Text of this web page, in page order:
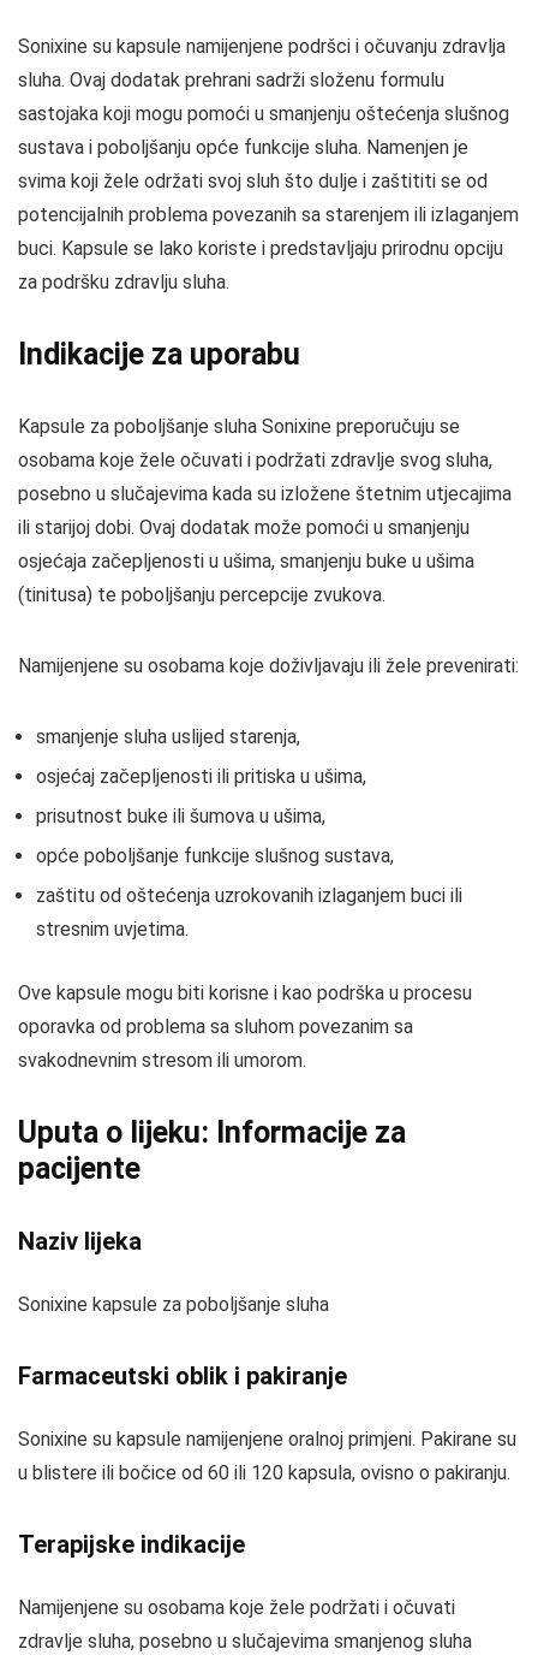
Sonixine su kapsule namijenjene podršci i očuvanju zdravlja
sluha. Ovaj dodatak prehrani sadrži složenu formulu
sastojaka koji mogu pomoći u smanjenju oštećenja slušnog
sustava i poboljšanju opće funkcije sluha. Namenjen je
svima koji žele održati svoj sluh što dulje i zaštititi se od
potencijalnih problema povezanih sa starenjem ili izlaganjem
buci. Kapsule se lako koriste i predstavljaju prirodnu opciju
za podršku zdravlju sluha.
Indikacije za uporabu
Kapsule za poboljšanje sluha Sonixine preporučuju se
osobama koje žele očuvati i podržati zdravlje svog sluha,
posebno u slučajevima kada su izložene štetnim utjecajima
ili starijoj dobi. Ovaj dodatak može pomoći u smanjenju
osjećaja začepljenosti u ušima, smanjenju buke u ušima
(tinitusa) te poboljšanju percepcije zvukova.
Namijenjene su osobama koje doživljavaju ili žele prevenirati:
smanjenje sluha uslijed starenja,
osjećaj začepljenosti ili pritiska u ušima,
prisutnost buke ili šumova u ušima,
opće poboljšanje funkcije slušnog sustava,
zaštitu od oštećenja uzrokovanih izlaganjem buci ili
stresnim uvjetima.
Ove kapsule mogu biti korisne i kao podrška u procesu
oporavka od problema sa sluhom povezanim sa
svakodnevnim stresom ili umorom.
Uputa o lijeku: Informacije za
pacijente
Naziv lijeka
Sonixine kapsule za poboljšanje sluha
Farmaceutski oblik i pakiranje
Sonixine su kapsule namijenjene oralnoj primjeni. Pakirane su
u blistere ili bočice od 60 ili 120 kapsula, ovisno o pakiranju.
Terapijske indikacije
Namijenjene su osobama koje žele podržati i očuvati
zdravlje sluha, posebno u slučajevima smanjenog sluha